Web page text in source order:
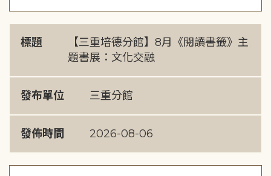
標題
【三重培德分館】8月《閱讀書籤》主
題書展：文化交融
發布單位 三重分館
發佈時間 2026-08-06